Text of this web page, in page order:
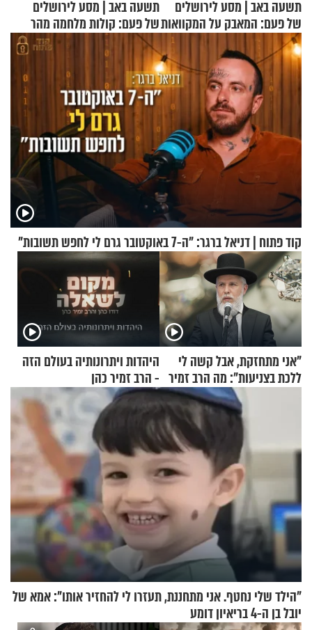
תשעה באב | מסע לירושלים
של פעם: המאבק על המקוואות
תשעה באב | מסע לירושלים
של פעם: קולות מלחמה מהר
הזיתים
קוד פתוח | דניאל ברגר: "ה-7 באוקטובר גרם לי לחפש תשובות"
"אני מתחזקת, אבל קשה לי
ללכת בצניעות": מה הרב זמיר
כהן המליץ לה לעשות?
היהדות ויתרונותיה בעולם הזה
- הרב זמיר כהן
"הילד שלי נחטף. אני מתחננת, תעזרו לי להחזיר אותו": אמא של
יובל בן ה-4 בריאיון דומע